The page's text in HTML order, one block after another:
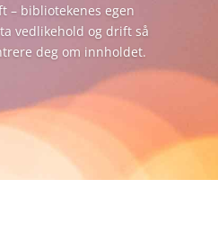
– bibliotekenes egen
vedlikehold og drift så
deg om innholdet.